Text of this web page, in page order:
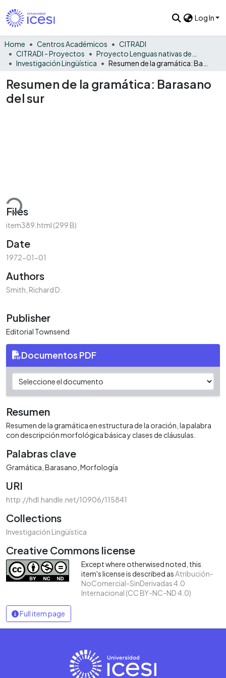
Log In
Home Centros Académicos
CITRADI
CITRADI - Proyectos
Investigación Lingüística
Resumen de la gramática: Barasano
del sur
Files
item389.html (299 B)
Date
1972-01-01
Authors
Smith, Richard D.
Publisher
Editorial Townsend
Documentos PDF
Resumen
Resumen de la gramática en estructura de la oración, la palabra
con descripción morfológica básica y clases de cláusulas.
Palabras clave
Gramática Barasano Morfología
URI
http://hdl.handle.net/10906/115841
Collections
Investigación Lingüística
Creative Commons license
Except where otherwised noted, this
item's license is described asAtribución-
NoComercial-SinDerivadas 4.0
Internacional (CC BY-NC-ND 4.0)
Full item page